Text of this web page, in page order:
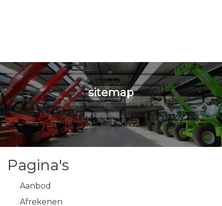
sitemap
Pagina's
Aanbod
Afrekenen